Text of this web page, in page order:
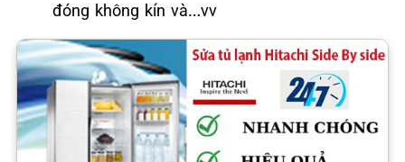
đóng không kín và…vv